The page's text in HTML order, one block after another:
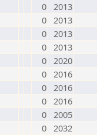
0 2013
0 2013
0 2013
0 2013
0 2020
0 2016
0 2016
0 2016
0 2005
0 2032